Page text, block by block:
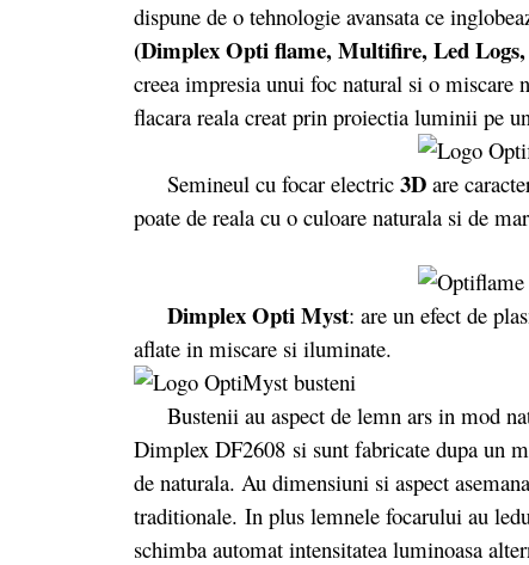
dispune de o tehnologie avansata ce
(Dimplex Opti flame,Multifire, Led
creea impresia unui foc natural si o
flacara reala creat prin proiectia luminii pe
Semineul cu focar electric 3D are
poate de reala cu o culoare naturala si de
Dimplex Opti Myst: are un efect de
aflate in miscare si iluminate.
Bustenii au aspect de lemn ars in mod
Dimplex DF2608 si sunt fabricate dupa un
de naturala. Au dimensiuni si aspect
traditionale. In plus lemnele focarului au
schimba automat intensitatea luminoasa